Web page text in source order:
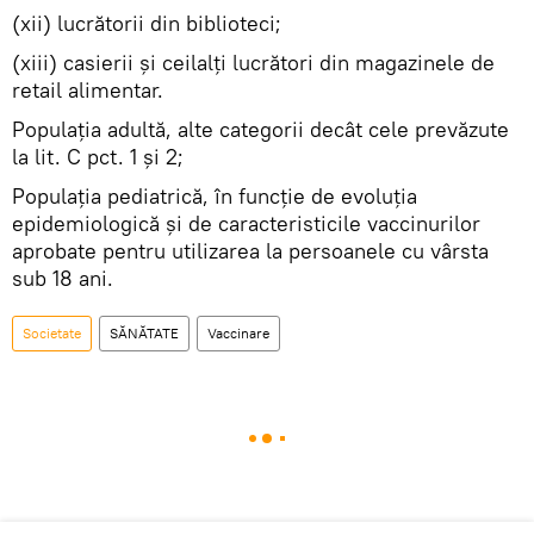
(xii) lucrătorii din biblioteci;
(xiii) casierii şi ceilalţi lucrători din magazinele de
retail alimentar.
Populaţia adultă, alte categorii decât cele prevăzute
la lit. C pct. 1 şi 2;
Populaţia pediatrică, în funcţie de evoluţia
epidemiologică şi de caracteristicile vaccinurilor
aprobate pentru utilizarea la persoanele cu vârsta
sub 18 ani.
Societate SĂNĂTATE Vaccinare